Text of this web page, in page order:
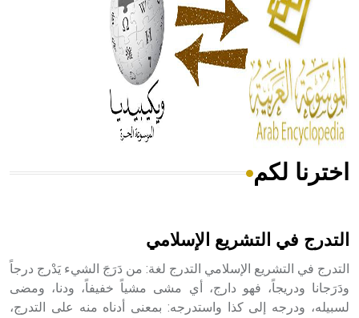
- هل تعلم أن المرجان إفراز حيواني يتكون في البحر ويتركب
من مادة كربونات الكلسيوم، وهو أحمر أو شديد الحمرة وهو
أجود أنواعه، ويمتاز بكبر الحجم ويسمى الش
هل تعلم أن الأبسيد كلمة فرنسية اللفظ تم اعتمادها مصطلحاً
- هل تعلم أن أبجر Abgar اسم معروف جيداً يعود إلى عدد من
اخترنا لكم
التدرج في التشريع الإسلامي
التدرج في التشريع الإسلامي التدرج لغة: من دَرَجَ الشيء يَدْرج درجاً
ودَرَجانا ودريجاً، فهو دارج، أي مشى مشياً خفيفاً، ودنا، ومضى
لسبيله، ودرجه إلى كذا واستدرجه: بمعنى أدناه منه على التدرج،